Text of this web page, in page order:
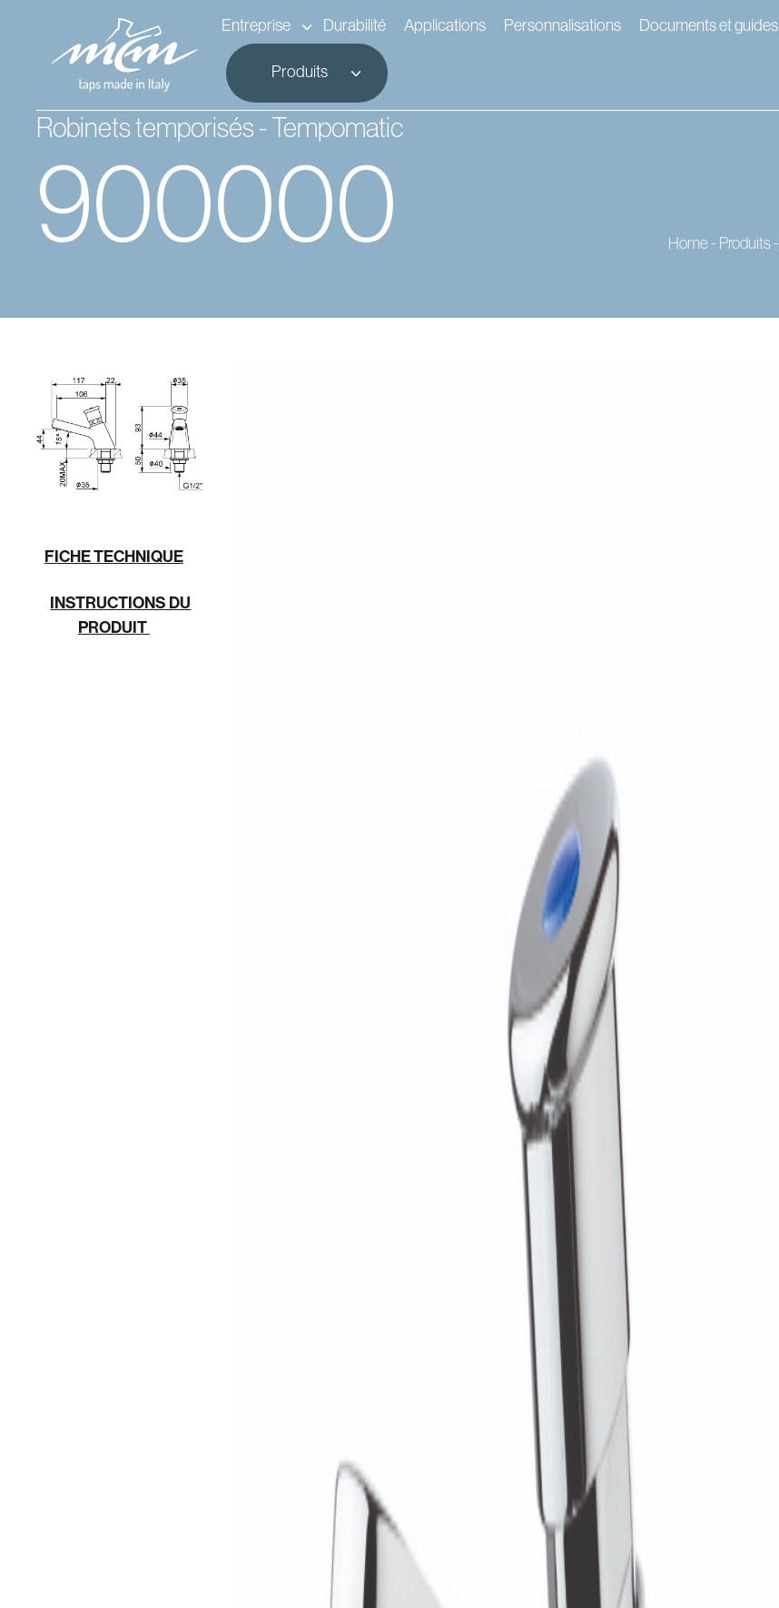
Entreprise Durabilité Applications Personnalisations Documents et guides
Produits
Robinets temporisés - Tempomatic
900000 Home- Produits-
FICHE TECHNIQUE
INSTRUCTIONS DU
PRODUIT